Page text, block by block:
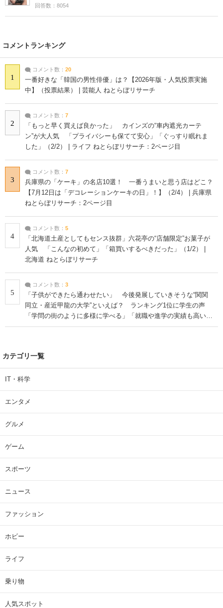
回答数：8054
コメントランキング
1
コメント数： 20
一番好きな「韓国の男性俳優」は？【2026年版・人気投票実施
中】（投票結果） | 芸能人 ねとらぼリサーチ
2
コメント数： 7
「もっと早く買えば良かった」 カインズの“車内遮光カーテ
ン”が大人気 「プライバシーも保てて安心」「ぐっすり眠れま
した」（2/2） | ライフ ねとらぼリサーチ：2ページ目
3
コメント数： 7
兵庫県の「ケーキ」の名店10選！ 一番うまいと思う店はどこ？
【7月12日は「デコレーションケーキの日」！】（2/4） | 兵庫県
ねとらぼリサーチ：2ページ目
4
コメント数： 5
「北海道土産としてもセンス抜群」六花亭の“店舗限定”お菓子が
人気 「こんなの初めて」「箱買いするべきだった」（1/2） |
北海道 ねとらぼリサーチ
5
コメント数： 3
「子供ができたら通わせたい」 今後発展していきそうな“関関
同立・産近甲龍の大学”といえば？ ランキング1位に学生の声
「学問の街のように多様に学べる」「就職や進学の実績も高い」
| 大学 ねとらぼリサーチ
カテゴリ一覧
IT・科学
エンタメ
グルメ
ゲーム
スポーツ
ニュース
ファッション
ホビー
ライフ
乗り物
人気スポット